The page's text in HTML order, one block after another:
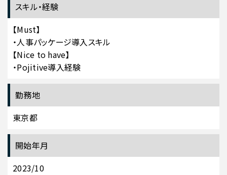
スキル・経験
【Must】
・人事パッケージ導入スキル
【Nice to have】
・Pojitive導入経験
勤務地
東京都
開始年月
2023/10